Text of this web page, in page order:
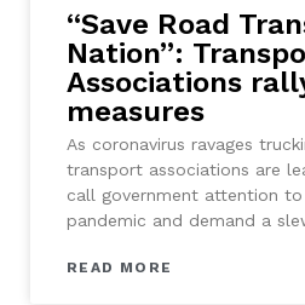
“Save Road
Nation”:
Associations
measures
As coronavirus ravages
transport associations are
call government attention
pandemic and demand a
READ MORE